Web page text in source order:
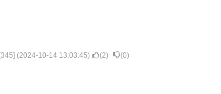
[345] (2024-10-14 13:03:45) (2) (0)